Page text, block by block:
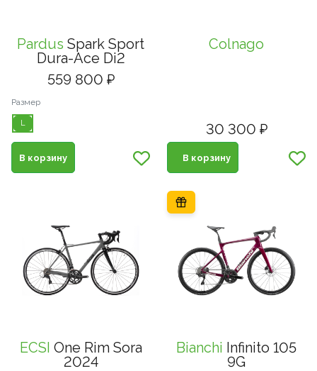
Pardus Spark Sport
Dura-Ace Di2
559 800 ₽
Размер
L
В корзину
Colnago
30 300 ₽
В корзину
ECSI One Rim Sora
2024
Bianchi Infinito 105
9G